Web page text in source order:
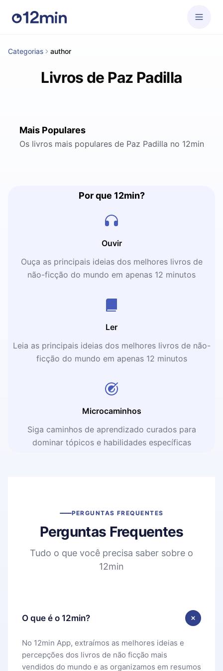
Categorias author
Livros de Paz Padilla
Mais Populares
Os livros mais populares de Paz Padilla no 12min
Por que 12min?
Ouvir
Ouça as principais ideias dos melhores livros de
não-ficção do mundo em apenas 12 minutos
Ler
Leia as principais ideias dos melhores livros de não-
ficção do mundo em apenas 12 minutos
Microcaminhos
Siga caminhos de aprendizado curados para
dominar tópicos e habilidades específicas
PERGUNTAS FREQUENTES
Perguntas Frequentes
Tudo o que você precisa saber sobre o
12min
O que é o 12min?
No 12min App, extraímos as melhores ideias e
percepções dos livros de não ficção mais
vendidos do mundo e as organizamos em resumos